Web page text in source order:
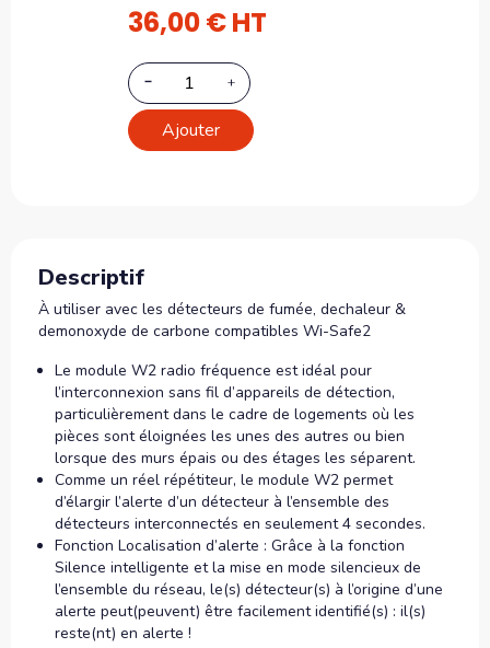
36,00 € HT
Ajouter
Descriptif
À utiliser avec les détecteurs de fumée, dechaleur &
demonoxyde de carbone compatibles Wi-Safe2
Le module W2 radio fréquence est idéal pour
l’interconnexion sans fil d’appareils de détection,
particulièrement dans le cadre de logements où les
pièces sont éloignées les unes des autres ou bien
lorsque des murs épais ou des étages les séparent.
Comme un réel répétiteur, le module W2 permet
d’élargir l’alerte d’un détecteur à l’ensemble des
détecteurs interconnectés en seulement 4 secondes.
Fonction Localisation d’alerte : Grâce à la fonction
Silence intelligente et la mise en mode silencieux de
l’ensemble du réseau, le(s) détecteur(s) à l’origine d’une
alerte peut(peuvent) être facilement identifié(s) : il(s)
reste(nt) en alerte !